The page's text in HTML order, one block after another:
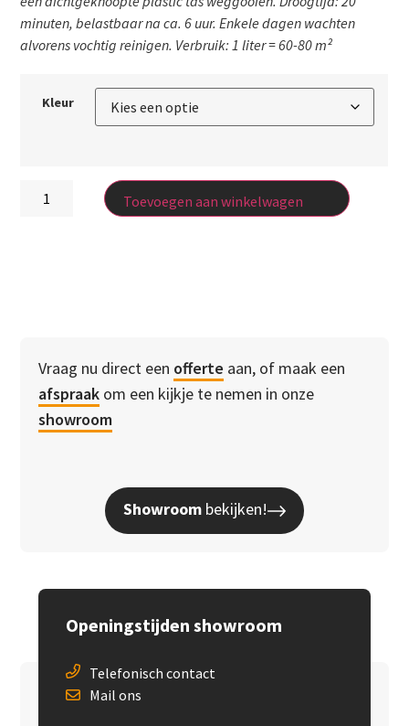
minuten, belastbaar na ca. 6 uur. Enkele dagen wachten
alvorens vochtig reinigen. Verbruik: 1 liter = 60-80 m²
Kleur
Toevoegen aan winkelwagen
Vraag nu direct een offerte aan, of maak een
afspraak om een kijkje te nemen in onze
showroom
Showroom bekijken!
Openingstijden showroom
Telefonisch contact
Mail ons